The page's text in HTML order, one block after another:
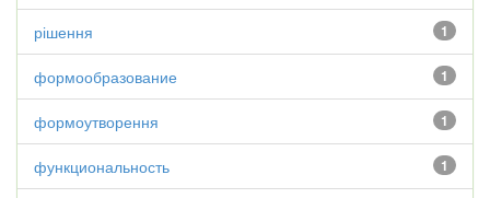
1
рішення
1
формообразование
1
формоутворення
1
функциональность